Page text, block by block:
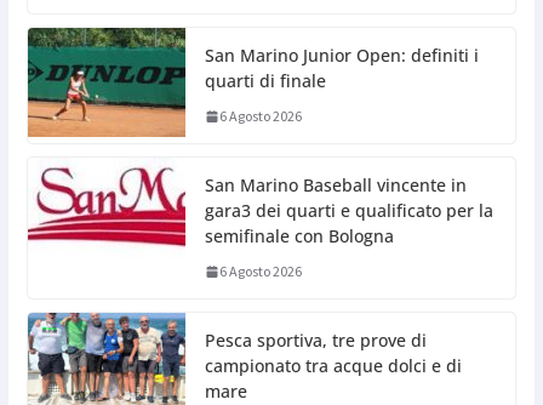
San Marino Junior Open: definiti i
quarti di finale
6 Agosto 2026
San Marino Baseball vincente in
gara3 dei quarti e qualificato per la
semifinale con Bologna
6 Agosto 2026
Pesca sportiva, tre prove di
campionato tra acque dolci e di
mare